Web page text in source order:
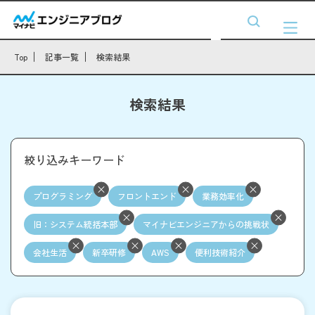
Top 記事一覧 検索結果
検索結果
絞り込みキーワード
プログラミング フロントエンド 業務効率化
旧：システム統括本部 マイナビエンジニアからの挑戦状
会社生活 新卒研修 AWS 便利技術紹介